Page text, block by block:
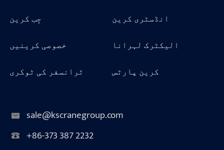
جِب کرین
انڈسٹری کرین
خصوصی کرینیں
الیکٹرک لہرانا
ٹرانسفر کی ٹوکری
کرین پارٹس
sale@kscranegroup.com
+86-373 387 2232